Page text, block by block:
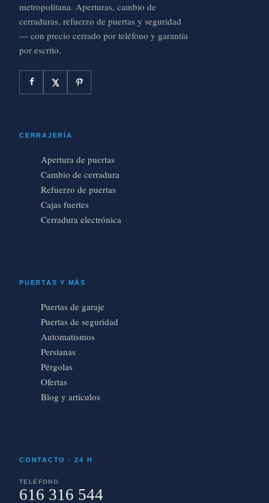
metropolitana. Aperturas, cambio de
cerraduras, refuerzo de puertas y seguridad
— con precio cerrado por teléfono y garantía
por escrito.
CERRAJERÍA
Apertura de puertas
Cambio de cerradura
Refuerzo de puertas
Cajas fuertes
Cerradura electrónica
PUERTAS Y MÁS
Puertas de garaje
Puertas de seguridad
Automatismos
Persianas
Pérgolas
Ofertas
Blog y artículos
CONTACTO · 24 H
TELÉFONO
616 316 544